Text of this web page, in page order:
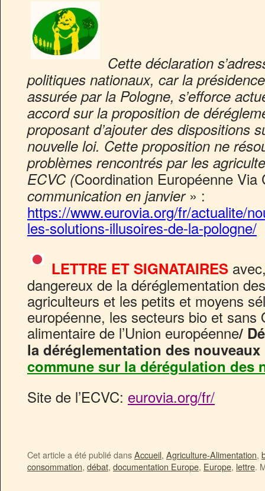
Cette déclaration
politiques nationaux, car la
assurée par la Pologne, s’efforce
accord sur la proposition de
proposant d’ajouter des dispositions
nouvelle loi. Cette proposition ne
problèmes rencontrés par les
ECVC (Coordination Européenne
communication en janvier» :
https://www.eurovia.org/fr/actualite/
les-solutions-illusoires-de-la-pologne/
LETTRE ET SIGNATAIRES
dangereux de la déréglementation
agriculteurs et les petits et moyens
européenne, les secteurs bio et sans
alimentaire de l’Union européenne/
la déréglementation des
commune sur la dérégulation des
Site de l’ECVC: eurovia.org/fr/
Cet article a été publié dansAccueil, Agriculture-Alimentation,
consommation, débat, documentation Europe, Europe, lettre.